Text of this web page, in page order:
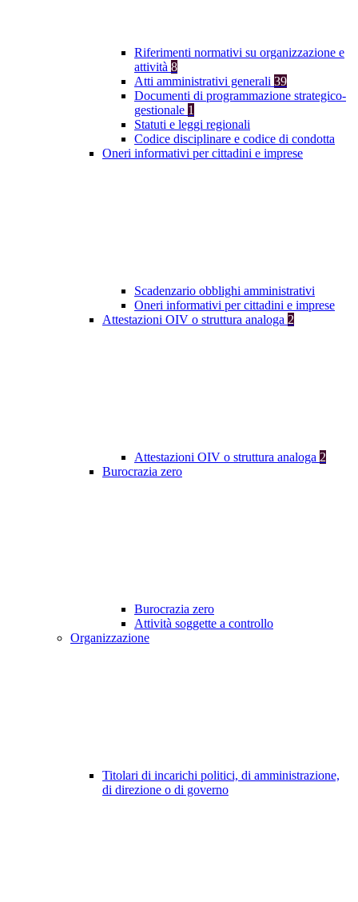
Riferimenti normativi su organizzazione e
attività 8
Atti amministrativi generali 39
Documenti di programmazione strategico-
gestionale 1
Statuti e leggi regionali
Codice disciplinare e codice di condotta
Oneri informativi per cittadini e imprese
Scadenzario obblighi amministrativi
Oneri informativi per cittadini e imprese
Attestazioni OIV o struttura analoga 2
Attestazioni OIV o struttura analoga 2
Burocrazia zero
Burocrazia zero
Attività soggette a controllo
Organizzazione
Titolari di incarichi politici, di amministrazione,
di direzione o di governo